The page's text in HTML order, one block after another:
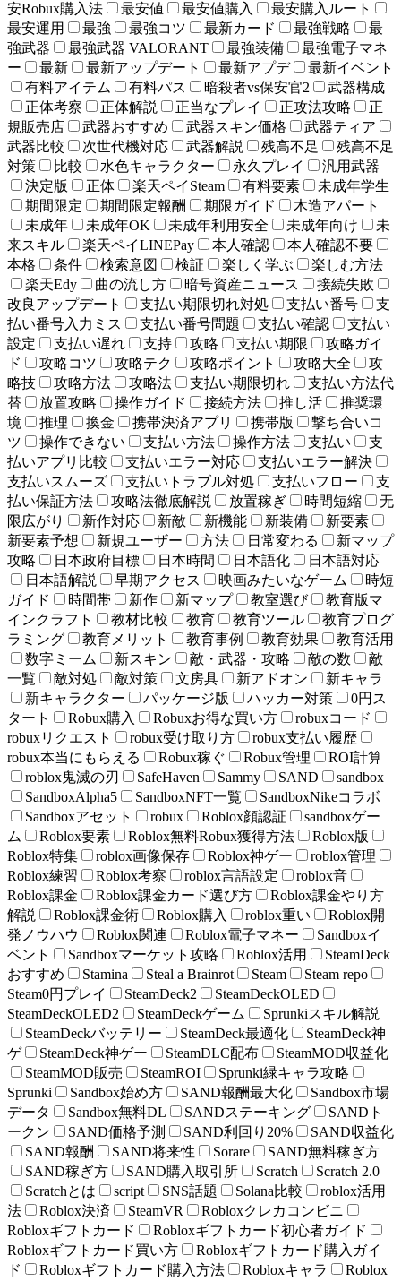
安Robux購入法
最安値 最安値購入
最安購入ルート
最安運用
最強 最強コツ 最新カード 最強戦略
最
強武器
最強武器 VALORANT 最強装備
最強電子マネ
ー
最新 最新アップデート 最新アプデ
最新イベント
有料アイテム
有料パス 暗殺者vs保安官2
武器構成
正体考察
正体解説 正当なプレイ 正攻法攻略
正
規販売店
武器おすすめ 武器スキン価格
武器ティア
武器比較
次世代機対応 武器解説 残高不足
残高不足
対策
比較 水色キャラクター 永久プレイ
汎用武器
決定版
正体 楽天ペイSteam 有料要素
未成年学生
期間限定
期間限定報酬 期限ガイド
木造アパート
未成年
未成年OK 未成年利用安全 未成年向け
未
来スキル
楽天ペイLINEPay 本人確認
本人確認不要
本格
条件 検索意図 検証 楽しく学ぶ
楽しむ方法
楽天Edy
曲の流し方 暗号資産ニュース
接続失敗
改良アップデート
支払い期限切れ対処 支払い番号
支
払い番号入力ミス
支払い番号問題 支払い確認
支払い
設定
支払い遅れ 支持 攻略 支払い期限
攻略ガイ
ド
攻略コツ 攻略テク 攻略ポイント 攻略大全
攻
略技
攻略方法 攻略法 支払い期限切れ
支払い方法代
替
放置攻略 操作ガイド 接続方法 推し活
推奨環
境
推理 換金 携帯決済アプリ 携帯版
撃ち合いコ
ツ
操作できない 支払い方法 操作方法 支払い
支
払いアプリ比較
支払いエラー対応
支払いエラー解決
支払いスムーズ
支払いトラブル対処 支払いフロー
支
払い保証方法
攻略法徹底解説 放置稼ぎ 時間短縮
无
限広がり
新作対応 新敵 新機能 新装備
新要素
新要素予想
新規ユーザー 方法 日常変わる
新マップ
攻略
日本政府目標 日本時間 日本語化
日本語対応
日本語解説
早期アクセス 映画みたいなゲーム
時短
ガイド
時間帯 新作 新マップ 教室選び
教育版マ
インクラフト
教材比較 教育 教育ツール
教育プログ
ラミング
教育メリット 教育事例 教育効果
教育活用
数字ミーム
新スキン 敵・武器・攻略 敵の数
敵
一覧
敵対処 敵対策 文房具 新アドオン
新キャラ
新キャラクター
パッケージ版 ハッカー対策
0円ス
タート
Robux購入 Robuxお得な買い方
robuxコード
robuxリクエスト
robux受け取り方
robux支払い履歴
robux本当にもらえる
Robux稼ぐ Robux管理
ROI計算
roblox鬼滅の刃
SafeHaven Sammy SAND
sandbox
SandboxAlpha5
SandboxNFT一覧
SandboxNikeコラボ
Sandboxアセット
robux Roblox顔認証
sandboxゲー
ム
Roblox要素 Roblox無料Robux獲得方法
Roblox版
Roblox特集
roblox画像保存 Roblox神ゲー
roblox管理
Roblox練習
Roblox考察 roblox言語設定
roblox音
Roblox課金
Roblox課金カード選び方
Roblox課金やり方
解説
Roblox課金術 Roblox購入 roblox重い
Roblox開
発ノウハウ
Roblox関連 Roblox電子マネー
Sandboxイ
ベント
Sandboxマーケット攻略 Roblox活用
SteamDeck
おすすめ
Stamina Steal a Brainrot Steam
Steam repo
Steam0円プレイ
SteamDeck2
SteamDeckOLED
SteamDeckOLED2
SteamDeckゲーム
Sprunkiスキル解説
SteamDeckバッテリー
SteamDeck最適化
SteamDeck神
ゲ
SteamDeck神ゲー SteamDLC配布
SteamMOD収益化
SteamMOD販売
SteamROI
Sprunki緑キャラ攻略
Sprunki
Sandbox始め方 SAND報酬最大化
Sandbox市場
データ
Sandbox無料DL SANDステーキング
SANDト
ークン
SAND価格予測 SAND利回り20%
SAND収益化
SAND報酬
SAND将来性 Sorare
SAND無料稼ぎ方
SAND稼ぎ方
SAND購入取引所 Scratch
Scratch 2.0
Scratchとは
script SNS話題 Solana比較
roblox活用
法
Roblox決済 SteamVR
Robloxクレカコンビニ
Robloxギフトカード
Robloxギフトカード初心者ガイド
Robloxギフトカード買い方
Robloxギフトカード購入ガイ
ド
Robloxギフトカード購入方法 Robloxキャラ
Roblox